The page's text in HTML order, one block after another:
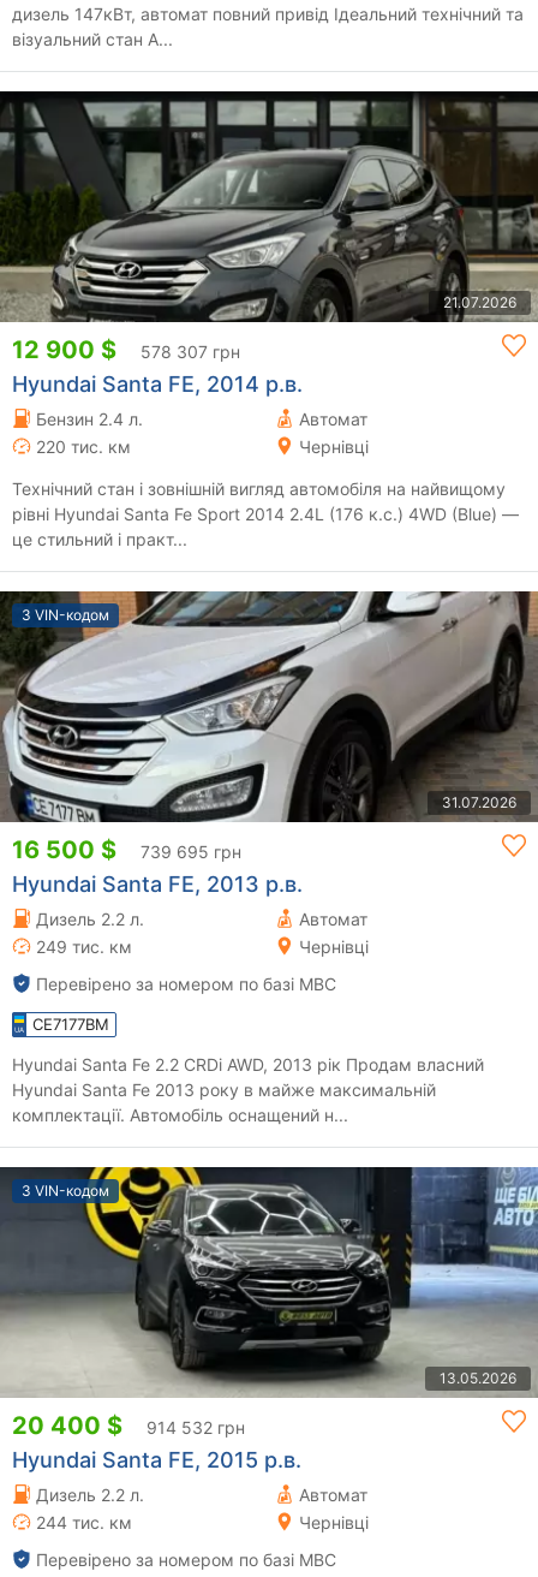
дизель 147кВт, автомат повний привід Ідеальний технічний та
візуальний стан А...
21.07.2026
12 900 $ 578 307 грн
Hyundai Santa FE, 2014 р.в.
Бензин 2.4 л.
Автомат
220 тис. км
Чернівці
Технічний стан і зовнішній вигляд автомобіля на найвищому
рівні Hyundai Santa Fe Sport 2014 2.4L (176 к.с.) 4WD (Blue) —
це стильний і практ...
З VIN-кодом
31.07.2026
16 500 $ 739 695 грн
Hyundai Santa FE, 2013 р.в.
Дизель 2.2 л.
Автомат
249 тис. км
Чернівці
Перевірено за номером по базі МВС
CE7177BM
Hyundai Santa Fe 2.2 CRDi AWD, 2013 рік Продам власний
Hyundai Santa Fe 2013 року в майже максимальній
комплектації. Автомобіль оснащений н...
З VIN-кодом
13.05.2026
20 400 $ 914 532 грн
Hyundai Santa FE, 2015 р.в.
Дизель 2.2 л.
Автомат
244 тис. км
Чернівці
Перевірено за номером по базі МВС